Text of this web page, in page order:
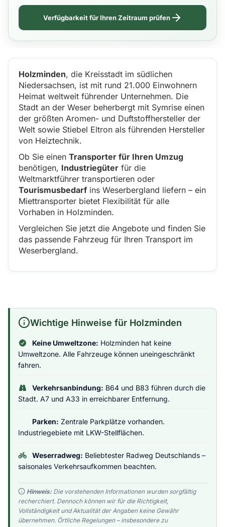
Verfügbarkeit für Ihren Zeitraum prüfen
Holzminden, die Kreisstadt im südlichen
Niedersachsen, ist mit rund 21.000 Einwohnern
Heimat weltweit führender Unternehmen. Die
Stadt an der Weser beherbergt mit Symrise einen
der größten Aromen- und Duftstoffhersteller der
Welt sowie Stiebel Eltron als führenden Hersteller
von Heiztechnik.
Ob Sie einen Transporter für Ihren Umzug
benötigen, Industriegüter für die
Weltmarktführer transportieren oder
Tourismusbedarf ins Weserbergland liefern – ein
Miettransporter bietet Flexibilität für alle
Vorhaben in Holzminden.
Vergleichen Sie jetzt die Angebote und finden Sie
das passende Fahrzeug für Ihren Transport im
Weserbergland.
Wichtige Hinweise für Holzminden
Keine Umweltzone: Holzminden hat keine
Umweltzone. Alle Fahrzeuge können uneingeschränkt
fahren.
Verkehrsanbindung: B64 und B83 führen durch die
Stadt. A7 und A33 in erreichbarer Entfernung.
Parken: Zentrale Parkplätze vorhanden.
Industriegebiete mit LKW-Stellflächen.
Weserradweg: Beliebtester Radweg Deutschlands –
saisonales Verkehrsaufkommen beachten.
Hinweis:Die vorstehenden Informationen wurden sorgfältig
recherchiert. Dennoch können wir für die Richtigkeit,
Vollständigkeit und Aktualität der Angaben keine Gewähr
übernehmen. Örtliche Regelungen – insbesondere zu